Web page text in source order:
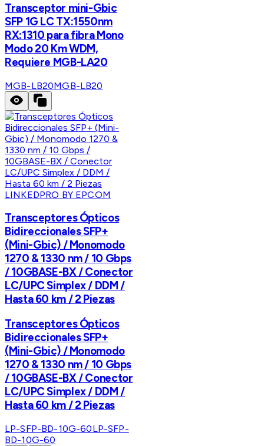
Transceptor mini-Gbic
SFP 1G LC TX:1550nm
RX:1310 para fibra Mono
Modo 20 Km WDM,
Requiere MGB-LA20
MGB-LB20MGB-LB20
LINKEDPRO BY EPCOM
Transceptores Ópticos
Bidireccionales SFP+
(Mini-Gbic) / Monomodo
1270 & 1330 nm / 10 Gbps
/ 10GBASE-BX / Conector
LC/UPC Simplex / DDM /
Hasta 60 km / 2 Piezas
Transceptores Ópticos
Bidireccionales SFP+
(Mini-Gbic) / Monomodo
1270 & 1330 nm / 10 Gbps
/ 10GBASE-BX / Conector
LC/UPC Simplex / DDM /
Hasta 60 km / 2 Piezas
LP-SFP-BD-10G-60LP-SFP-
BD-10G-60